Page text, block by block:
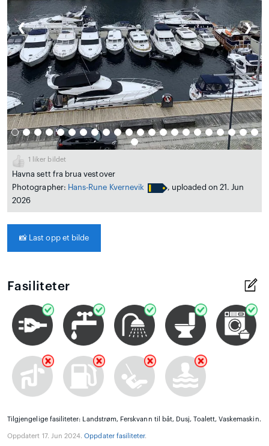
❮ ❯
1 liker bildet
Havna sett fra brua vestover
Photographer: Hans-Rune Kvernevik
, uploaded on 21. Jun
2026
📸 Last opp et bilde
Fasiliteter
Tilgjengelige fasiliteter: Landstrøm, Ferskvann til båt, Dusj, Toalett, Vaskemaskin.
Oppdatert 17. Jun 2024.Oppdater fasiliteter.